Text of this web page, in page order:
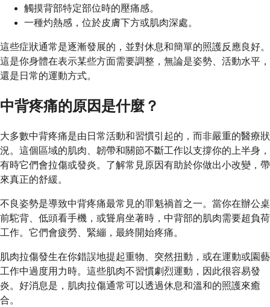
觸摸背部特定部位時的壓痛感。
一種灼熱感，位於皮膚下方或肌肉深處。
這些症狀通常是逐漸發展的，並對休息和簡單的照護反應良好。
這是你身體在表示某些方面需要調整，無論是姿勢、活動水平，
還是日常的運動方式。
中背疼痛的原因是什麼？
大多數中背疼痛是由日常活動和習慣引起的，而非嚴重的醫療狀
況。這個區域的肌肉、韌帶和關節不斷工作以支撐你的上半身，
有時它們會拉傷或發炎。了解常見原因有助於你做出小改變，帶
來真正的舒緩。
不良姿勢是導致中背疼痛最常見的罪魁禍首之一。當你在辦公桌
前駝背、低頭看手機，或聳肩坐著時，中背部的肌肉需要超負荷
工作。它們會疲勞、緊繃，最終開始疼痛。
肌肉拉傷發生在你錯誤地提起重物、突然扭動，或在運動或園藝
工作中過度用力時。這些肌肉不習慣劇烈運動，因此很容易發
炎。好消息是，肌肉拉傷通常可以透過休息和溫和的照護來癒
合。